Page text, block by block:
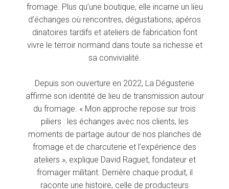
fromage. Plus qu’une boutique, elle incarne un lieu
d’échanges où rencontres, dégustations, apéros
dinatoires tardifs et ateliers de fabrication font
vivre le terroir normand dans toute sa richesse et
sa convivialité.
Depuis son ouverture en 2022, La Dégusterie
affirme son identité de lieu de transmission autour
du fromage. « Mon approche repose sur trois
piliers : les échanges avec nos clients, les
moments de partage autour de nos planches de
fromage et de charcuterie et l’expérience des
ateliers », explique David Raguet, fondateur et
fromager militant. Derrière chaque produit, il
raconte une histoire, celle de producteurs